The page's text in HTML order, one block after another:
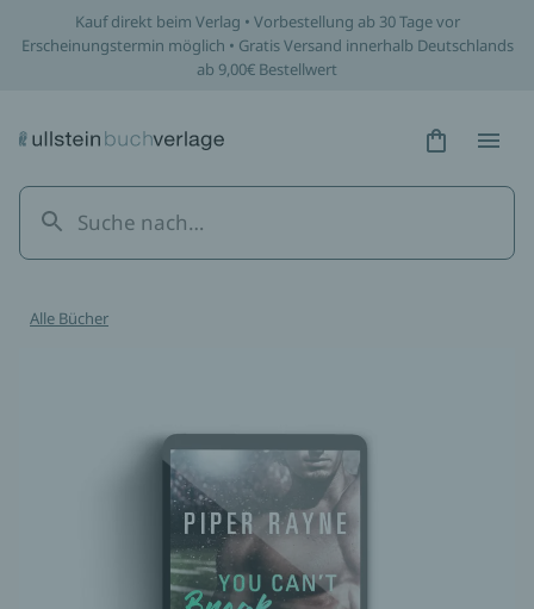
Kauf direkt beim Verlag • Vorbestellung ab 30 Tage vor
Erscheinungstermin möglich • Gratis Versand innerhalb Deutschlands
ab 9,00€ Bestellwert
Hidden
Alle Bücher